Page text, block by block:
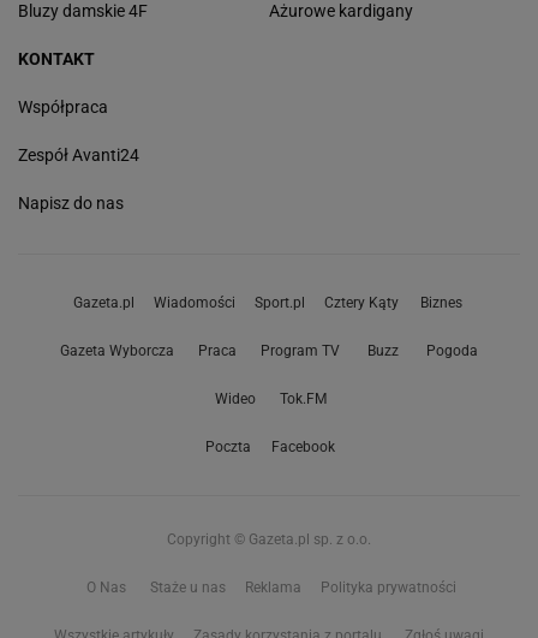
Bluzy damskie 4F Ażurowe kardigany
KONTAKT
Współpraca
Zespół Avanti24
Napisz do nas
Gazeta.pl Wiadomości Sport.pl Cztery Kąty Biznes
Gazeta Wyborcza Praca Program TV Buzz Pogoda
Wideo Tok.FM
Poczta Facebook
Copyright © Gazeta.pl sp. z o.o.
O Nas Staże u nas Reklama Polityka prywatności